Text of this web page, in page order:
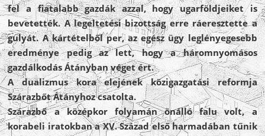
fel a fiatalabb gazdák azzal, hogy ugarföldjeiket is
bevetették. A legeltetési bizottság erre ráeresztette a
gulyát. A kártételből per, az egész ügy leglényegesebb
eredménye pedig az lett, hogy a háromnyomásos
gazdálkodás Átányban véget ért.
A dualizmus kora elejének közigazgatási reformja
Szárazbőt Átányhoz csatolta.
Szárazbő a középkor folyamán önálló falu volt, a
korabeli iratokban a XV. Század első harmadában tűnik